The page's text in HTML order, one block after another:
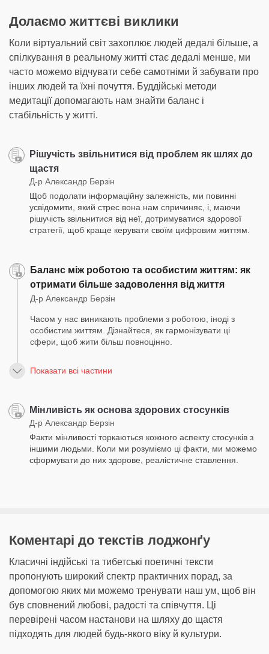
Долаємо життєві виклики
Коли віртуальний світ захоплює людей дедалі більше, а
спілкування в реальному житті стає дедалі менше, ми
часто можемо відчувати себе самотніми й забувати про
інших людей та їхні почуття. Буддійські методи
медитації допомагають нам знайти баланс і
стабільність у житті.
Рішучість звільнитися від проблем як шлях до
щастя
Д-р Александр Берзін
Щоб подолати інформаційну залежність, ми повинні
усвідомити, який стрес вона нам спричиняє, і, маючи
рішучість звільнитися від неї, дотримуватися здорової
стратегії, щоб краще керувати своїм цифровим життям.
Баланс між роботою та особистим життям: як
отримати більше задоволення від життя
Д-р Александр Берзін
Часом у нас виникають проблеми з роботою, іноді з
особистим життям. Дізнайтеся, як гармонізувати ці
сфери, щоб жити більш повноцінно.
Показати всі частини
Мінливість як основа здорових стосунків
Д-р Александр Берзін
Факти мінливості торкаються кожного аспекту стосунків з
іншими людьми. Коли ми розуміємо ці факти, ми можемо
сформувати до них здорове, реалістичне ставлення.
Коментарі до текстів лоджонґу
Класичні індійські та тибетські поетичні тексти
пропонують широкий спектр практичних порад, за
допомогою яких ми можемо тренувати наш ум, щоб він
був сповнений любові, радості та співчуття. Ці
перевірені часом настанови на шляху до щастя
підходять для людей будь-якого віку й культури.